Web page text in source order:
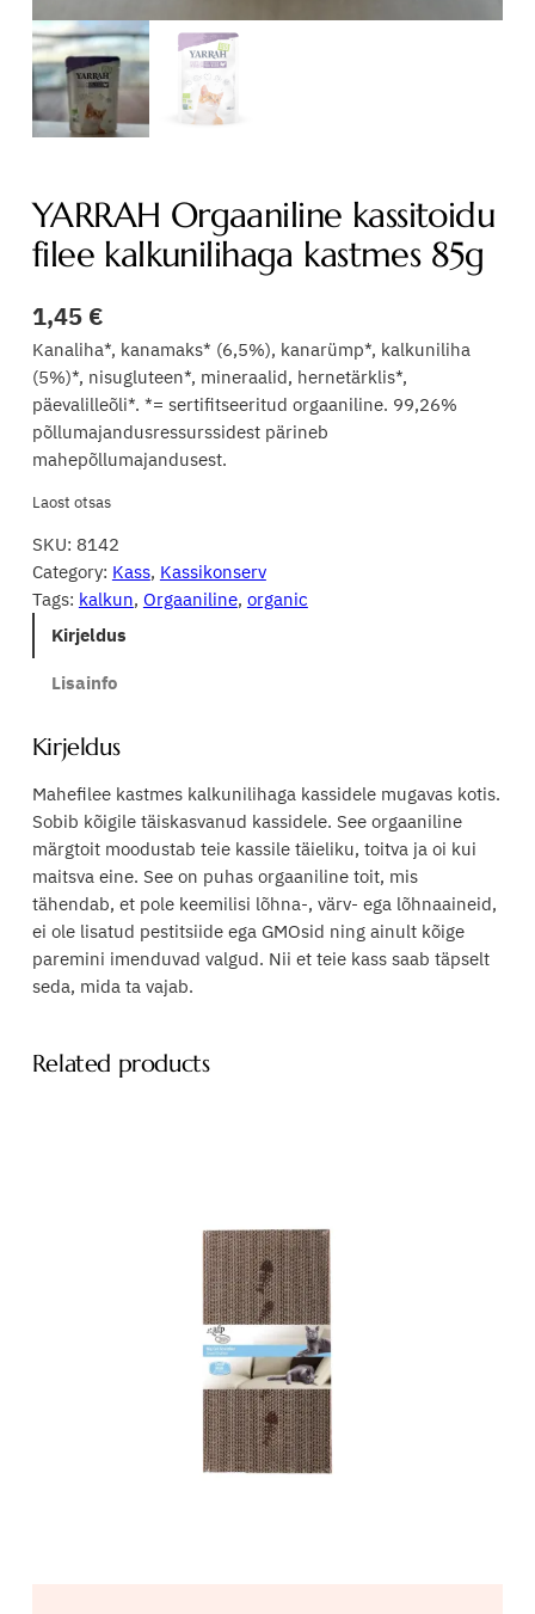
YARRAH Orgaaniline kassitoidu
filee kalkunilihaga kastmes 85g
1,45 €
Kanaliha*, kanamaks* (6,5%), kanarümp*, kalkuniliha
(5%)*, nisugluteen*, mineraalid, hernetärklis*,
päevalilleõli*. *= sertifitseeritud orgaaniline. 99,26%
põllumajandusressurssidest pärineb
mahepõllumajandusest.
Laost otsas
SKU: 8142
Category: Kass, Kassikonserv
Tags: kalkun, Orgaaniline, organic
Kirjeldus
Lisainfo
Kirjeldus
Mahefilee kastmes kalkunilihaga kassidele mugavas kotis.
Sobib kõigile täiskasvanud kassidele. See orgaaniline
märgtoit moodustab teie kassile täieliku, toitva ja oi kui
maitsva eine. See on puhas orgaaniline toit, mis
tähendab, et pole keemilisi lõhna-, värv- ega lõhnaaineid,
ei ole lisatud pestitsiide ega GMOsid ning ainult kõige
paremini imenduvad valgud. Nii et teie kass saab täpselt
seda, mida ta vajab.
Related products